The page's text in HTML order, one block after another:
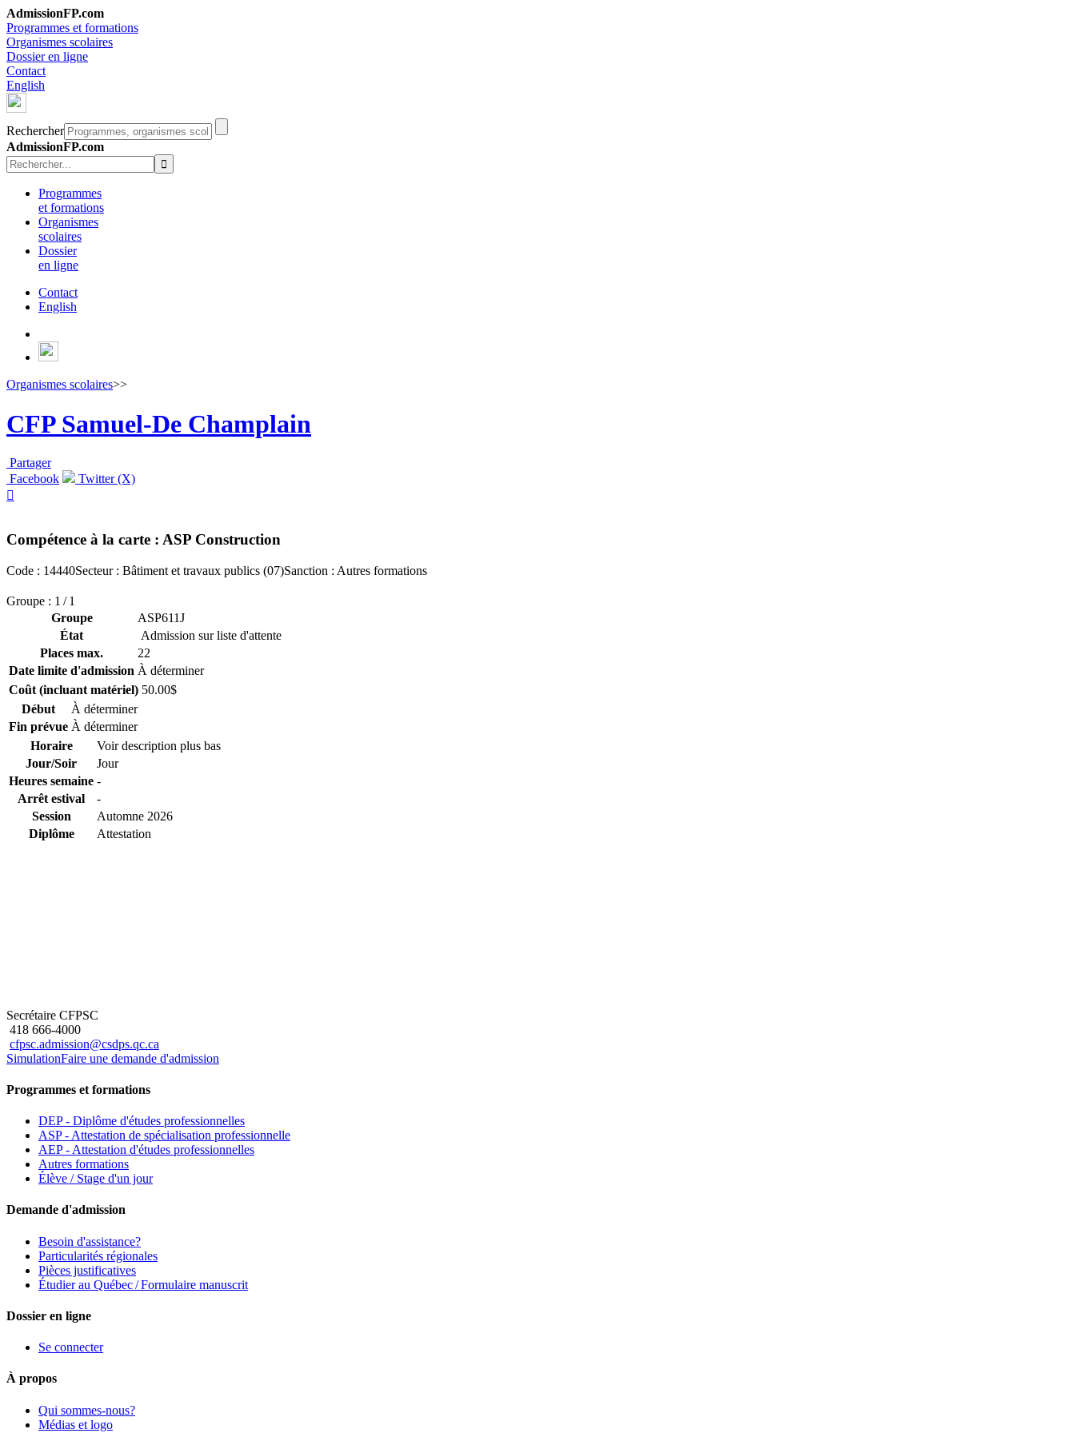
AdmissionFP.com
Programmes et formations
Organismes scolaires
Dossier en ligne
Contact
English
Rechercher
AdmissionFP.com
Programmes
et formations
Organismes
scolaires
Dossier
en ligne
Contact
English
Organismes scolaires>>
CFP Samuel-De Champlain
Partager
Facebook
Twitter (X)

Compétence à la carte : ASP Construction
Code : 14440Secteur : Bâtiment et travaux publics (07)Sanction : Autres formations
Groupe : 1 / 1
Groupe
ASP611J
État
Admission sur liste d'attente
Places max.
22
Date limite d'admission À déterminer
Coût (incluant matériel) 50.00$
Début
À déterminer
Fin prévue À déterminer
Horaire
Voir description plus bas
Jour/Soir
Jour
Heures semaine -
Arrêt estival
-
Session
Automne 2026
Diplôme
Attestation
Secrétaire CFPSC
418 666-4000
cfpsc.admission@csdps.qc.ca
SimulationFaire une demande d'admission
Programmes et formations
DEP - Diplôme d'études professionnelles
ASP - Attestation de spécialisation professionnelle
AEP - Attestation d'études professionnelles
Autres formations
Élève / Stage d'un jour
Demande d'admission
Besoin d'assistance?
Particularités régionales
Pièces justificatives
Étudier au Québec / Formulaire manuscrit
Dossier en ligne
Se connecter
À propos
Qui sommes-nous?
Médias et logo